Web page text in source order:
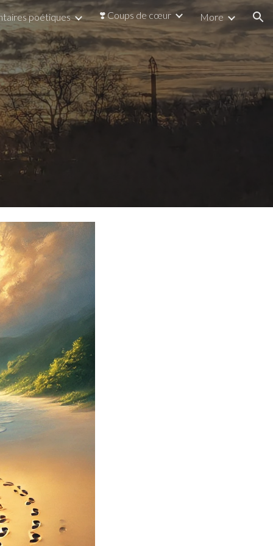
poétiques ❣️ Coups de cœur More